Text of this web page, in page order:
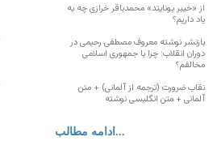
از «خیبر یونایتد» محمدباقر خرازی چه به
یاد داریم؟
بازنشر نوشته معروف مصطفی رحیمی در
دوران انقلاب: چرا با جمهوری اسلامی
مخالفم؟
نقاب ضرورت (ترجمه از آلمانی) + متن
آلمانی + متن انگلیسی نوشته
ادامه مطالب...